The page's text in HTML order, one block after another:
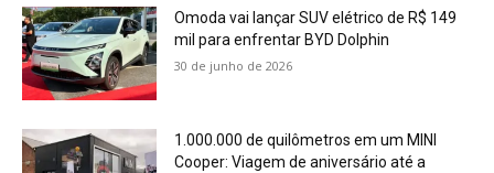
Omoda vai lançar SUV elétrico de R$ 149
mil para enfrentar BYD Dolphin
30 de junho de 2026
1.000.000 de quilômetros em um MINI
Cooper: Viagem de aniversário até a